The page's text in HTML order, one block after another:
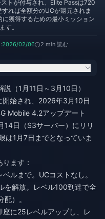
トが付与され、Elite Passは720
れば全額分のUCが還元されま
獲得するための最小ミッション
す。
2026/02/06 2 min 読む
（1月11日～3月10日）
開始され、2026年3月10日
Mobile 4.2アップデート
14日（S3サーバー）にリリ
は1月7日までとなっていま
ます：
ルまで。UCコストなし。
を解放。レベル100到達で全
）。
座に25レベルアップし、レ